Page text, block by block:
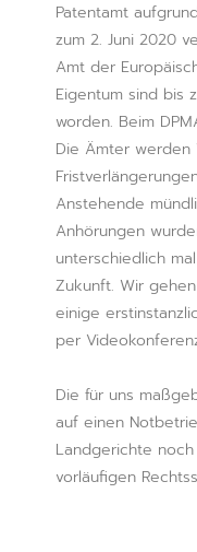
Patentamt
zum 2. Juni 2020
Amt der
Eigentum sind bis
worden. Beim
Die Ämter
Anstehende
Anhörungen
unterschiedlich
Zukunft. Wir
einige
per
Die für uns
auf einen
Landgerichte
vorläufigen